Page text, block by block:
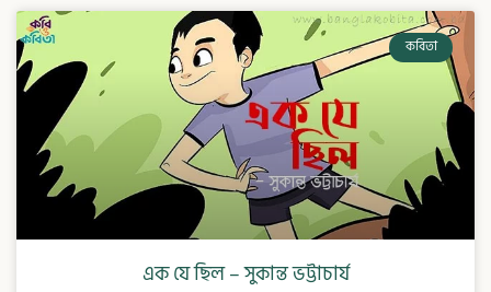
কবিতা
এক যে ছিল – সুকান্ত ভট্টাচার্য